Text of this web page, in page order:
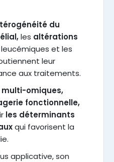
du
les altérations
et les
leur
aux traitements.
multi-omiques,
fonctionnelle,
les déterminants
qui favorisent la
applicative, son